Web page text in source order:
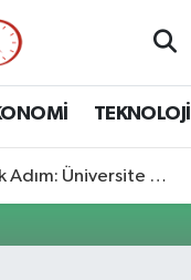
TEKNOLOJİ
Etabı Tamamlandı